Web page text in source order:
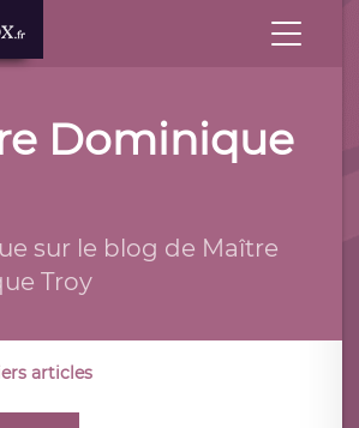
Dominique
sur le blog de Maître
Troy
articles